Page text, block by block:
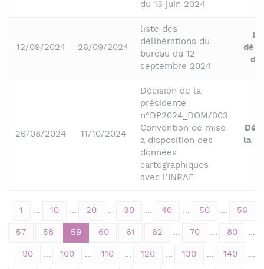
du 13 juin 2024
12/09/2024 26/09/2024
liste des
délibérations du
bureau du 12
septembre 2024
du
26/08/2024 11/10/2024
Décision de la
présidente
n°DP2024_DOM/003
Convention de mise
a disposition des
données
cartographiques
avec l'INRAE
la
1 ... 10 ... 20 ... 30 ... 40 ... 50 ... 56
57 58 59 60 61 62 ... 70 ... 80 ...
90 ... 100 ... 110 ... 120 ... 130 ... 140 ...